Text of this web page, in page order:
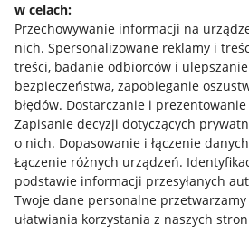
w celach:
Przechowywanie informacji na
nich. Spersonalizowane reklamy i
treści, badanie odbiorców i ulepszanie
bezpieczeństwa, zapobieganie
błędów. Dostarczanie i
Zapisanie decyzji dotyczących
o nich. Dopasowanie i łączenie
Łączenie różnych urządzeń.
podstawie informacji przesyłanych
Twoje dane personalne
ułatwiania korzystania z naszych stron
Allegro Gadane dla sprzedających
Allegro Gadane dla kupujących
Mapa miejscowości
Informacje prawne
Regulamin
Polityka plików "cookies"
Ustawienia plików "cookies"